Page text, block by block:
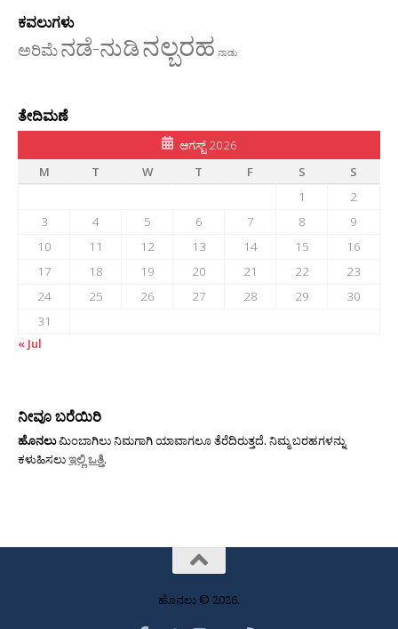
ಕವಲುಗಳು
ಅರಿಮೆನಡೆ-ನುಡಿನಲ್ಬರಹ ನಾಡು
ತೇದಿಮಣೆ
ಆಗಸ್ಟ್ 2026
M
T W T F S
S
1
2
3
4 5 6 7 8
9
10
11 12 13 14 15
16
17
18 19 20 21 22
23
24
25 26 27 28 29
30
31
« Jul
ನೀವೂ ಬರೆಯಿರಿ
ಹೊನಲುಮಿಂಬಾಗಿಲು ನಿಮಗಾಗಿ ಯಾವಾಗಲೂ ತೆರೆದಿರುತ್ತದೆ. ನಿಮ್ಮ ಬರಹಗಳನ್ನು
ಕಳುಹಿಸಲುಇಲ್ಲಿ ಒತ್ತಿ.
ಹೊನಲು © 2026.